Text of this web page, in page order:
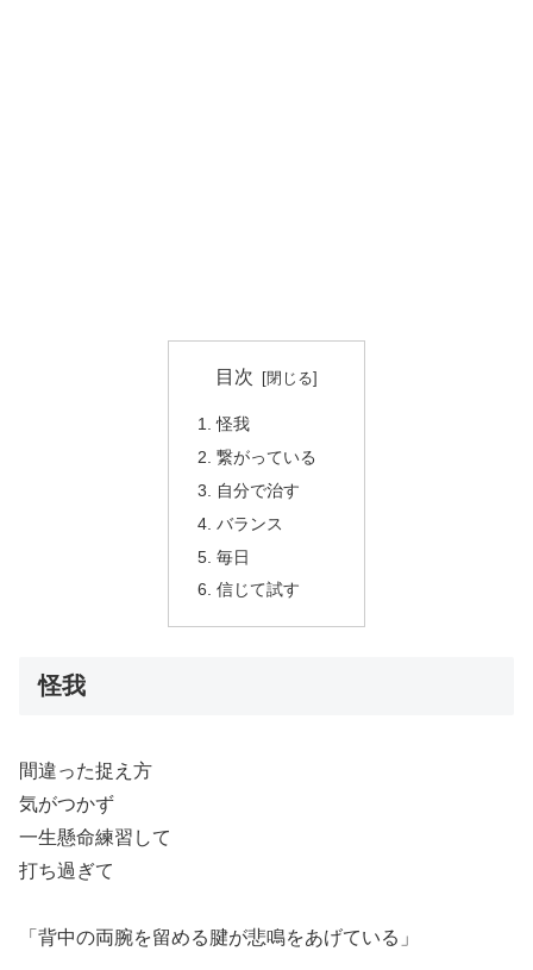
目次
怪我
繋がっている
自分で治す
バランス
毎日
信じて試す
怪我
間違った捉え方
気がつかず
一生懸命練習して
打ち過ぎて
「背中の両腕を留める腱が悲鳴をあげている」